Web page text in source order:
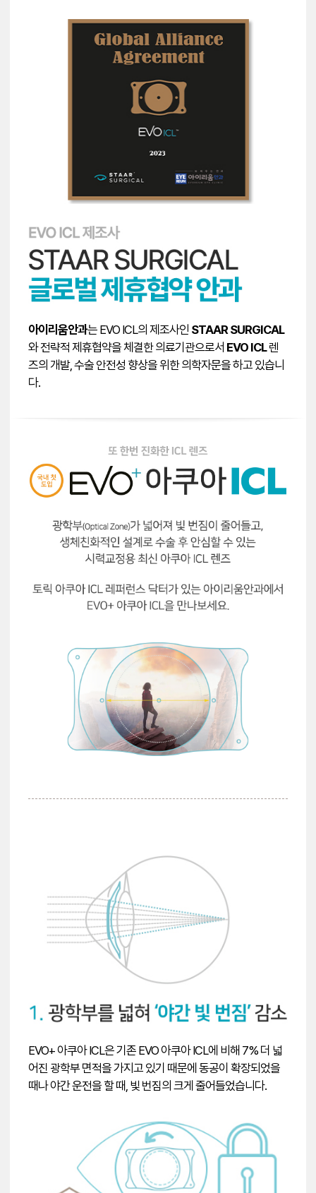
아이리움안과는 EVO ICL의 제조사인 STAAR SURGICAL
와 전략적 제휴협약을 체결한 의료기관으로서 EVO ICL렌
즈의 개발, 수술 안전성 향상을 위한 의학자문을 하고 있습니
다.
EVO+ 아쿠아 ICL은 기존 EVO 아쿠아 ICL에 비해 7% 더 넓
어진 광학부 면적을 가지고 있기 때문에 동공이 확장되었을
때나 야간 운전을 할 때, 빛 번짐의 크게 줄어들었습니다.